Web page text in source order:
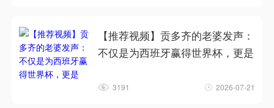
【推荐视频】贡多齐的老婆发声：
不仅是为西班牙赢得世界杯，更是
3191 2026-07-21